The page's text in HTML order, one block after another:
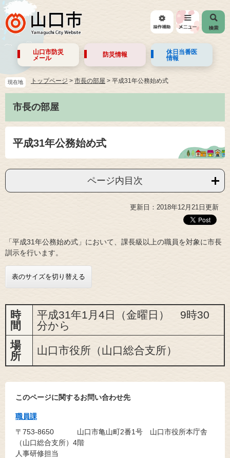
山口市防災
メール
防災情報
休日当番医
情報
現在地 トップページ > 市長の部屋 > 平成31年公務始め式
市長の部屋
平成31年公務始め式
ページ内目次
更新日：2018年12月21日更新
「平成31年公務始め式」において、課長級以上の職員を対象に市長
訓示を行います。
表のサイズを切り替える
時
間
平成31年1月4日（金曜日） 9時30
分から
場
所
山口市役所（山口総合支所）
このページに関するお問い合わせ先
職員課
〒753-8650
山口市亀山町2番1号 山口市役所本庁舎
（山口総合支所）4階
人事研修担当